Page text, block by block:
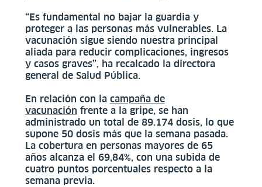
“Es fundamental no bajar la guardia y
proteger a las personas más vulnerables. La
vacunación sigue siendo nuestra principal
aliada para reducir complicaciones, ingresos
y casos graves”, ha recalcado la directora
general de Salud Pública.
En relación con la campaña de
vacunación frente a la gripe, se han
administrado un total de 89.174 dosis, lo que
supone 50 dosis más que la semana pasada.
La cobertura en personas mayores de 65
años alcanza el 69,84%, con una subida de
cuatro puntos porcentuales respecto a la
semana previa.